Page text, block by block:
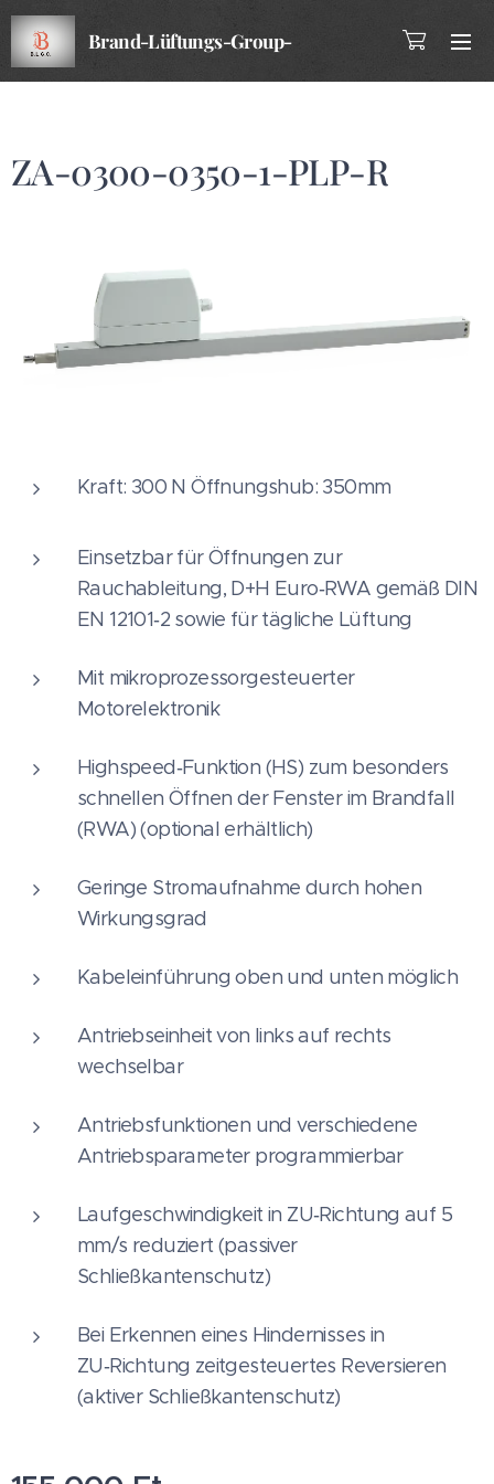
Brand-Lüftungs-Group-
ZA-0300-0350-1-PLP-R
Kraft: 300 N Öffnungshub: 350mm
Einsetzbar für Öffnungen zur
Rauchableitung, D+H Euro‑RWA gemäß DIN
EN 12101‑2 sowie für tägliche Lüftung
Mit mikroprozessorgesteuerter
Motorelektronik
Highspeed‑Funktion (HS) zum besonders
schnellen Öffnen der Fenster im Brandfall
(RWA) (optional erhältlich)
Geringe Stromaufnahme durch hohen
Wirkungsgrad
Kabeleinführung oben und unten möglich
Antriebseinheit von links auf rechts
wechselbar
Antriebsfunktionen und verschiedene
Antriebsparameter programmierbar
Laufgeschwindigkeit in ZU‑Richtung auf 5
mm/s reduziert (passiver
Schließkantenschutz)
Bei Erkennen eines Hindernisses in
ZU‑Richtung zeitgesteuertes Reversieren
(aktiver Schließkantenschutz)